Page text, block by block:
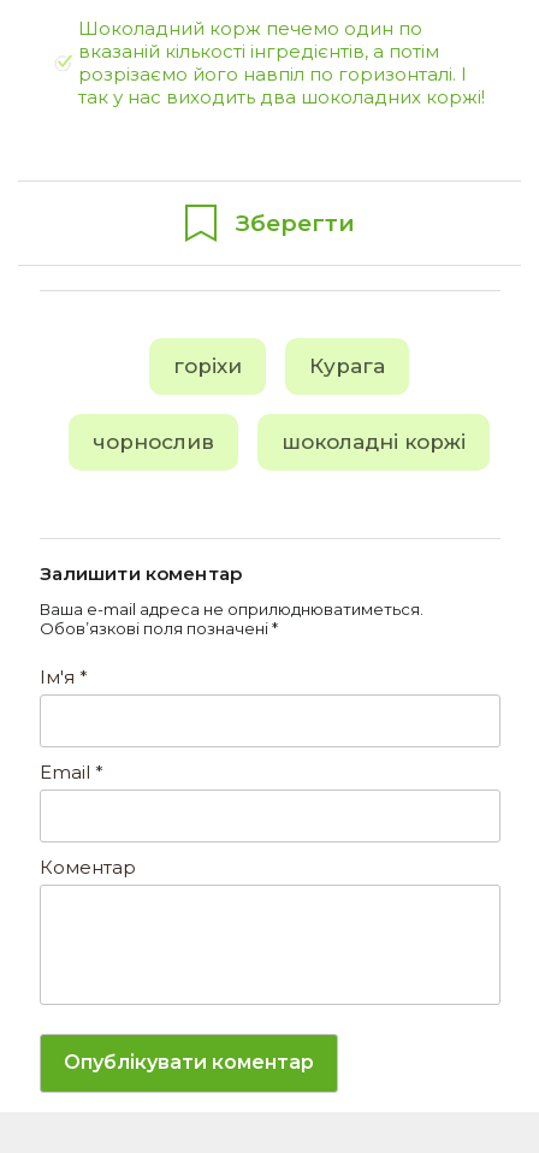
Шоколадний корж печемо один по
вказаній кількості інгредієнтів, а потім
розрізаємо його навпіл по горизонталі. І
так у нас виходить два шоколадних коржі!
Зберегти
горіхи Курага
чорнослив шоколадні коржі
Залишити коментар
Ваша e-mail адреса не оприлюднюватиметься.
Обов’язкові поля позначені*
Коментар
Ім'я *
Email *